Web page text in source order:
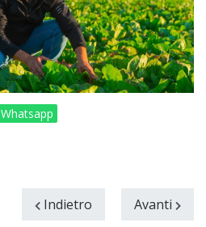
Whatsapp
Indietro Avanti